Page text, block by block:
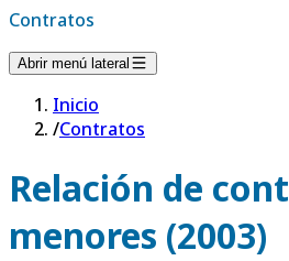
Contratos
Abrir menú lateral
Inicio
/Contratos
Relación de
menores (2003)